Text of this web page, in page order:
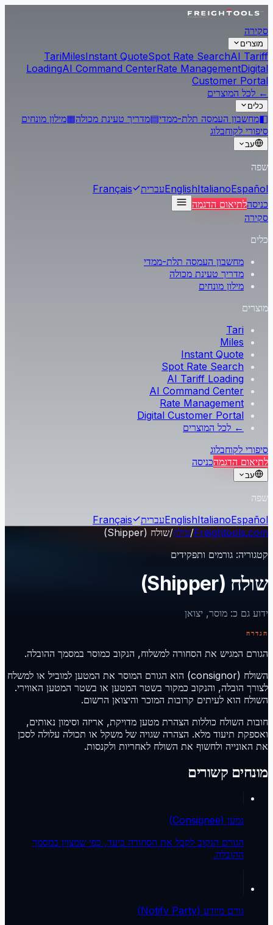
סקירה
מוצרים
TariMilesInstant QuoteSpot Rate SearchAI Tariff
LoadingAI Command CenterRate ManagementDigital
Customer Portal
← לכל המוצרים
כלים
◧מחשבון העמסה תלת-ממדי▤מדריך טעינת מכולה▦מילון מונחים
סיפורי לקוחבלוג
עב
שפה
EnglishItalianoEspañol עברית
Français
כניסהלתיאום הדגמה
סקירה
כלים
מחשבון העמסה תלת-ממדי
מדריך טעינת מכולה
מילון מונחים
מוצרים
Tari
Miles
Instant Quote
Spot Rate Search
AI Tariff Loading
AI Command Center
Rate Management
Digital Customer Portal
← לכל המוצרים
סיפורי לקוחבלוג
לתיאום הדגמהכניסה
עב
שפה
EnglishItalianoEspañol עברית
Français
Freightools.com
/מילון/שולח (Shipper)
קטגוריה: גורמים ותפקידים
שולח (Shipper)
ידוע גם כ: מוסר, יצואן
הגדרה
הגורם המגיש את הסחורה למשלוח, הנקוב כמוסר במסמך ההובלה.
השולח (consignor) הוא הגורם המוסר את המטען למוביל או למשלח
לצורך הובלה, והנקוב כמקור בשטר המטען או בשטר המטען האווירי.
השולח הוא לעיתים קרובות המוכר והיצואן הרשום.
חובות השולח כוללות הצהרת מטען מדויקת, אריזה וסימון נאותים,
ואספקת תיעוד מלא. הצהרה שגויה של משקל או תכולה עלולה לסכן
את האונייה ולחשוף את השולח לאחריות ולקנסות.
מונחים קשורים
נמען (Consignee)
הגורם הנקוב לקבל את הסחורה ביעד, כפי שמצוין במסמך
ההובלה.
גורם מיודע (Notify Party)